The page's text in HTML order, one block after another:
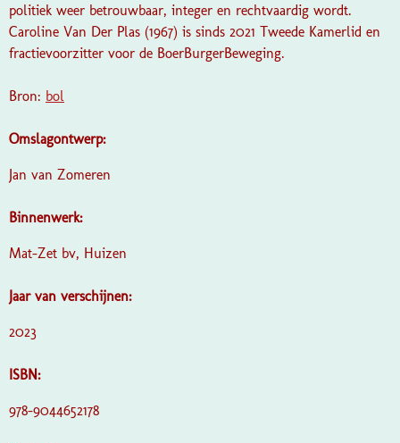
politiek weer betrouwbaar, integer en rechtvaardig wordt.
Caroline Van Der Plas (1967) is sinds 2021 Tweede Kamerlid en
fractievoorzitter voor de BoerBurgerBeweging.
Bron: bol
Omslagontwerp:
Jan van Zomeren
Binnenwerk:
Mat-Zet bv, Huizen
Jaar van verschijnen:
2023
ISBN:
978-9044652178